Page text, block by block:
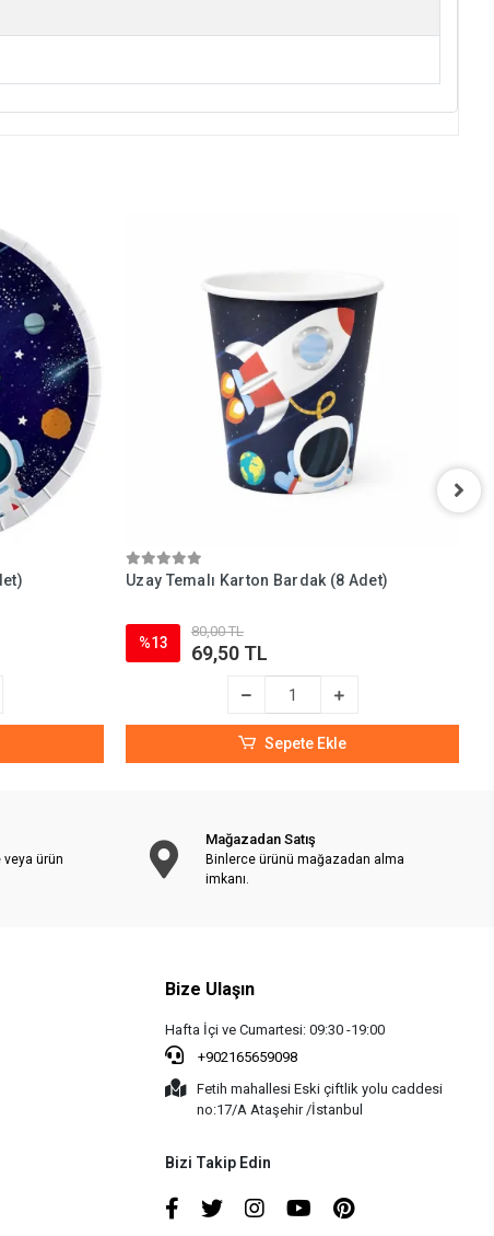
Uzay Temalı Karton Bardak (8 Adet)
%13
80,00 TL
69,50 TL
Sepete Ekle
ürün
Mağazadan Satış
Binlerce ürünü mağazadan alma
imkanı.
Bize Ulaşın
Hafta İçi ve Cumartesi: 09:30 -19:00
+902165659098
Fetih mahallesi Eski çiftlik yolu caddesi
no:17/A Ataşehir /İstanbul
Bizi Takip Edin